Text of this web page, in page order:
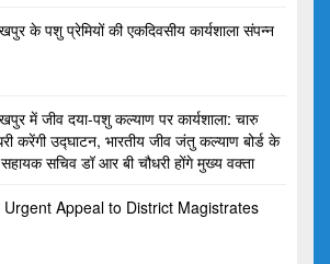
के पशु प्रेमियों की एकदिवसीय कार्यशाला संपन्न
में जीव दया-पशु कल्याण पर कार्यशाला: चारु
करेंगी उद्घाटन, भारतीय जीव जंतु कल्याण बोर्ड के
सहायक सचिव डॉ आर बी चौधरी होंगे मुख्य वक्ता
Urgent Appeal to District Magistrates